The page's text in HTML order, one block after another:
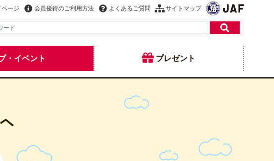
ページ 会員優待のご利用方法 よくあるご質問 サイトマップ
・イベント プレゼント